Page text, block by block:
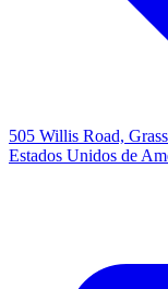
505 Willis Road,
Estados Unidos de